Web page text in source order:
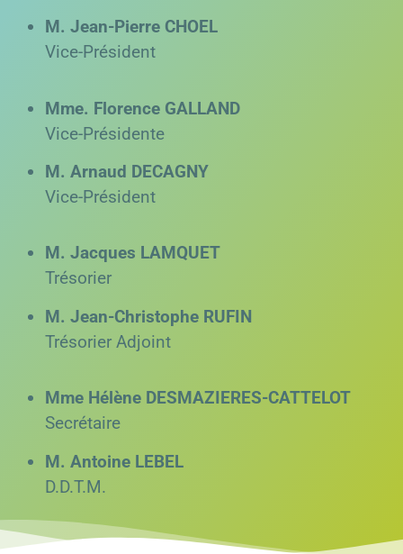
M. Jean-Pierre CHOEL
Vice-Président
Mme. Florence GALLAND
Vice-Présidente
M. Arnaud DECAGNY
Vice-Président
M. Jacques LAMQUET
Trésorier
M. Jean-Christophe RUFIN
Trésorier Adjoint
Mme Hélène DESMAZIERES-CATTELOT
Secrétaire
M. Antoine LEBEL
D.D.T.M.